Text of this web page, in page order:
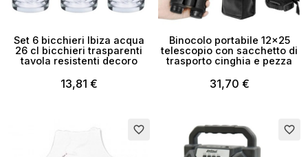
Set 6 bicchieri Ibiza acqua
26 cl bicchieri trasparenti
tavola resistenti decoro
13,81 €
Binocolo portabile 12x25
telescopio con sacchetto di
trasporto cinghia e pezza
31,70 €
favorite_border favorite_border